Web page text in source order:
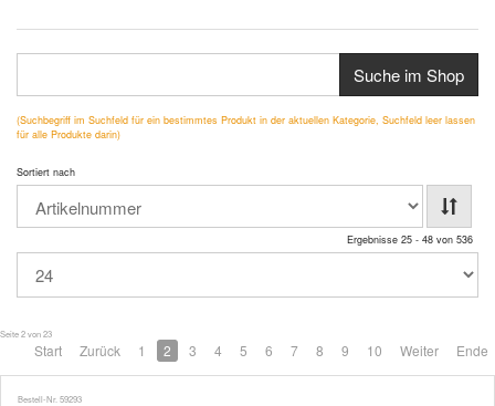
Suche im Shop
(Suchbegriff im Suchfeld für ein bestimmtes Produkt in der aktuellen Kategorie, Suchfeld leer lassen
für alle Produkte darin)
Sortiert nach
Ergebnisse 25 - 48 von 536
Seite 2 von 23
Start Zurück 1 2 3 4 5 6 7 8 9 10 Weiter Ende
Bestell-Nr. 59293